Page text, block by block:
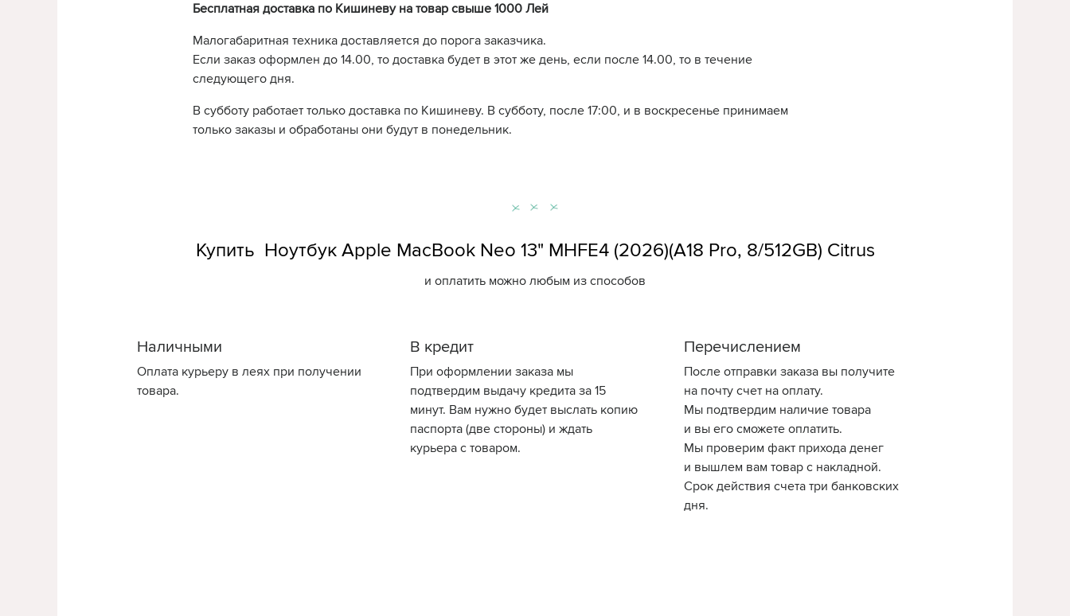
Бесплатная доставка по Кишиневу на товар свыше 1000 Лей
Малогабаритная техника доставляется до порога заказчика.
Если заказ оформлен до 14.00, то доставка будет в этот же день, если после 14.00, то в течение
следующего дня.
В субботу работает только доставка по Кишиневу. В субботу, после 17:00, и в воскресенье принимаем
только заказы и обработаны они будут в понедельник.
Купить Ноутбук Apple MacBook Neo 13" MHFE4 (2026)(A18 Pro, 8/512GB) Citrus
и оплатить можно любым из способов
Наличными
Оплата курьеру в леях при получении
товара.
В кредит
При оформлении заказа мы
подтвердим выдачу кредита за 15
минут. Вам нужно будет выслать копию
паспорта (две стороны) и ждать
курьера с товаром.
Перечислением
После отправки заказа вы получите
на почту счет на оплату.
Мы подтвердим наличие товара
и вы его сможете оплатить.
Мы проверим факт прихода денег
и вышлем вам товар с накладной.
Срок действия счета три банковских
дня.